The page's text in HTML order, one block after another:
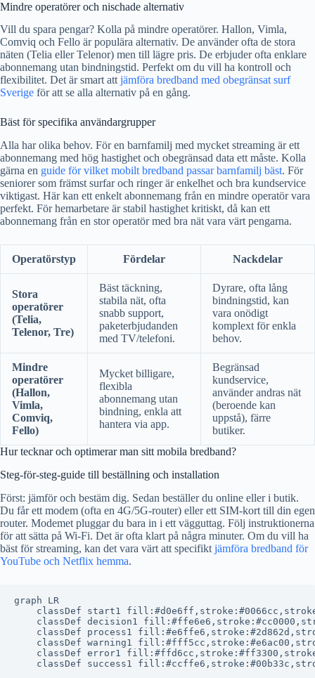
Mindre operatörer och nischade alternativ
Vill du spara pengar? Kolla på mindre operatörer. Hallon, Vimla,
Comviq och Fello är populära alternativ. De använder ofta de stora
näten (Telia eller Telenor) men till lägre pris. De erbjuder ofta enklare
abonnemang utan bindningstid. Perfekt om du vill ha kontroll och
flexibilitet. Det är smart att jämföra bredband med obegränsat surf
Sverige för att se alla alternativ på en gång.
Bäst för specifika användargrupper
Alla har olika behov. För en barnfamilj med mycket streaming är ett
abonnemang med hög hastighet och obegränsad data ett måste. Kolla
gärna en guide för vilket mobilt bredband passar barnfamilj bäst. För
seniorer som främst surfar och ringer är enkelhet och bra kundservice
viktigast. Här kan ett enkelt abonnemang från en mindre operatör vara
perfekt. För hemarbetare är stabil hastighet kritiskt, då kan ett
abonnemang från en stor operatör med bra nät vara värt pengarna.
Operatörstyp Fördelar Nackdelar
Stora
operatörer
(Telia,
Telenor, Tre)
Bäst täckning,
stabila nät, ofta
snabb support,
paketerbjudanden
med TV/telefoni.
Dyrare, ofta lång
bindningstid, kan
vara onödigt
komplext för enkla
behov.
Mindre
operatörer
(Hallon,
Vimla,
Comviq,
Fello)
Mycket billigare,
flexibla
abonnemang utan
bindning, enkla att
hantera via app.
Begränsad
kundservice,
använder andras nät
(beroende kan
uppstå), färre
butiker.
Hur tecknar och optimerar man sitt mobila bredband?
Steg-för-steg-guide till beställning och installation
Först: jämför och bestäm dig. Sedan beställer du online eller i butik.
Du får ett modem (ofta en 4G/5G-router) eller ett SIM-kort till din egen
router. Modemet pluggar du bara in i ett vägguttag. Följ instruktionerna
för att sätta på Wi-Fi. Det är ofta klart på några minuter. Om du vill ha
bäst för streaming, kan det vara värt att specifikt jämföra bredband för
YouTube och Netflix hemma.
graph LR
classDef start1
classDef decision1
classDef process1
classDef warning1
classDef error1
classDef success1